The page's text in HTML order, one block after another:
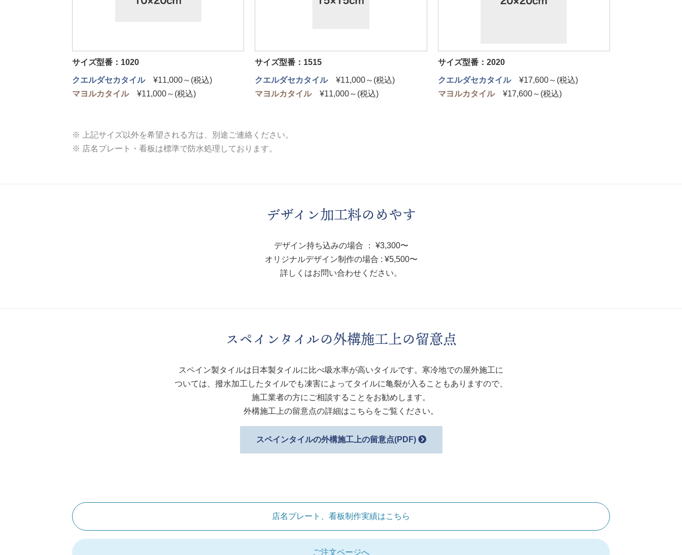
サイズ型番：1020
クエルダセカタイル¥11,000～(税込)
マヨルカタイル¥11,000～(税込)
サイズ型番：1515
クエルダセカタイル¥11,000～(税込)
マヨルカタイル¥11,000～(税込)
サイズ型番：2020
クエルダセカタイル¥17,600～(税込)
マヨルカタイル¥17,600～(税込)
※ 上記サイズ以外を希望される方は、別途ご連絡ください。
※ 店名プレート・看板は標準で防水処理しております。
デザイン加工料のめやす
デザイン持ち込みの場合 ： ¥3,300〜
オリジナルデザイン制作の場合 : ¥5,500〜
詳しくはお問い合わせください。
スペインタイルの外構施工上の留意点
スペイン製タイルは日本製タイルに比べ吸水率が高いタイルです。寒冷地での屋外施工に
ついては、撥水加工したタイルでも凍害によってタイルに亀裂が入ることもありますので、
施工業者の方にご相談することをお勧めします。
外構施工上の留意点の詳細はこちらをご覧ください。
スペインタイルの外構施工上の留意点(PDF)
店名プレート、看板制作実績はこちら
ご注文ページへ